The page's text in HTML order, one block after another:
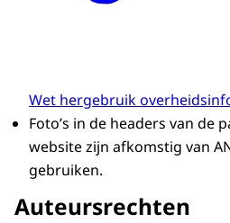
Wet hergebruik
Foto’s in de headers van de
website zijn afkomstig van
gebruiken.
Auteursrechten